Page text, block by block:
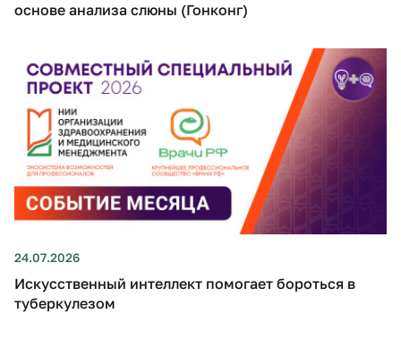
основе анализа слюны (Гонконг)
24.07.2026
Искусственный интеллект помогает бороться в
туберкулезом